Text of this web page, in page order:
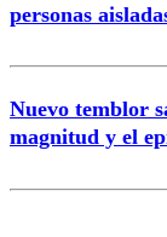
personas
Nuevo temblor
magnitud y el